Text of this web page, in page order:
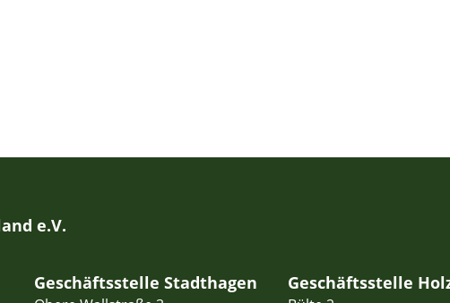
e.V.
Geschäftsstelle Stadthagen Geschäftsstelle